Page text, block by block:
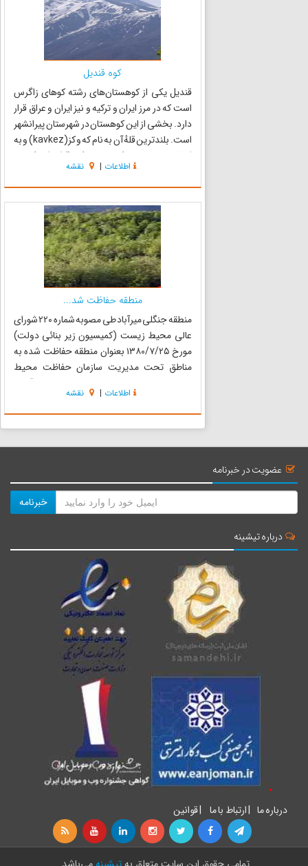
کوه قندیل
قندیل یکی از کوهستان‌های رشته کوهای زاگرس
است که در مرز ایران و ترکیه و نیز ایران و عراق قرار
دارد. بخشی از این کوهستان در شهرستان پیرانشهر
است. بلندترین قلهٔ آن به نام که و کز(kavkez) و به
ارتفاع ۳۸۰۰ متر در کردستان ترکیه قرار دارد. کوهی
که اکثر کوهنوردان آن را به نام قندیل بزرگ می‌ش...
اطلاعات | نقشه
منطقه حفاظت شد...
منطقه جنگلی میرآباد طی مصوبه شماره ۲۲۰ شورای
عالی محیط زیست (کمیسیون زیر بنائی دولت)
مورخ ۱۳۸۰/۷/۲۵ بعنوان منطقه حفاظت شده به
مناطق تحت مدیریت سازمان حفاظت محیط
زیست پیوسته است. منطقه حفاظت شده میرآباد با
وسعت ۱۱۴۳۵ هکتار حد فاصل شهرستانهای
پیرانشهر و سردشت در استانآذربایجان غربی قرار ...
اطلاعات | نقشه
عضویت در خبرنامه
خبرنامه
درباره تیشینه
درباره ما |ارتباط با ما |قوانین